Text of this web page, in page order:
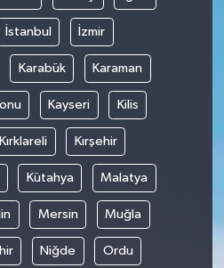
İstanbul İzmir
Karabük Karaman
Kayseri Kilis
Kırklareli Kırşehir
Kütahya Malatya
Mersin Muğla
Niğde Ordu